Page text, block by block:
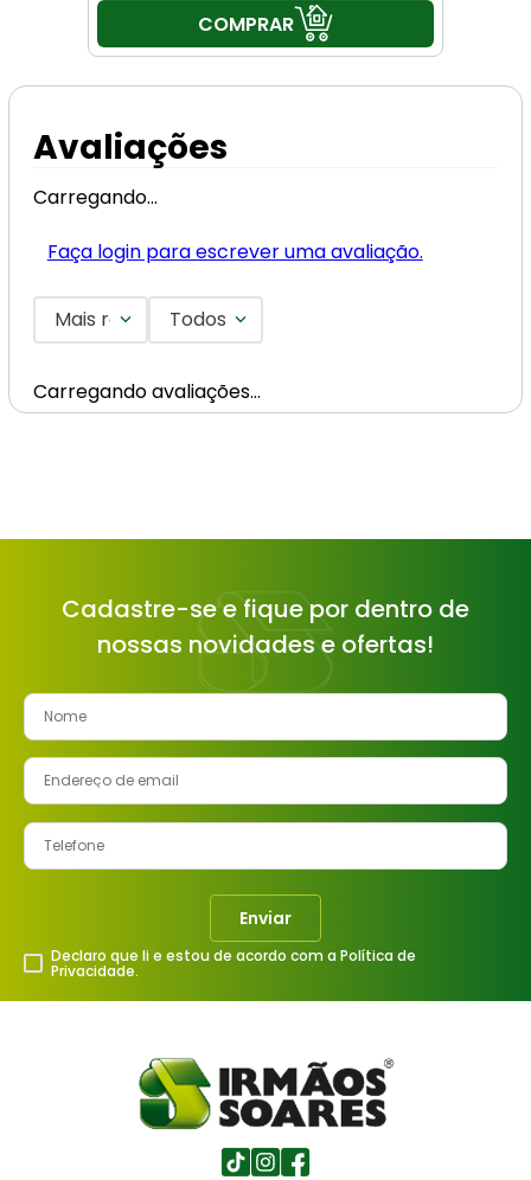
COMPRAR
Avaliações
Carregando…
Faça login para escrever uma avaliação.
Mais recentesTodos
Carregando avaliações…
Cadastre-se e fique por dentro de
nossas novidades e ofertas!
Enviar
Declaro que li e estou de acordo com a Política de
Privacidade.